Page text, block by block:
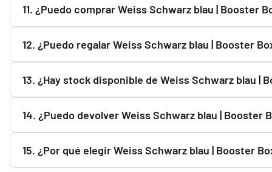
pedido.
11. ¿Puedo comprar Weiss Schwarz blau | Booster
de la humedad, el calor y la luz solar directa.
12. ¿Puedo regalar Weiss Schwarz blau | Booster
sus características.
13. ¿Hay stock disponible de Weiss Schwarz blau |
“Avisarme cuando haya stock”.
14. ¿Puedo devolver Weiss Schwarz blau | Booster
nosotros.
15. ¿Por qué elegir Weiss Schwarz blau | Booster